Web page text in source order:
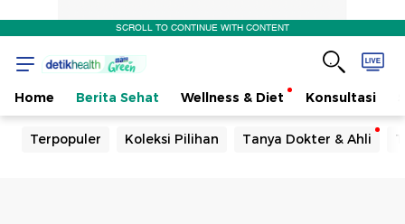
SCROLL TO CONTINUE WITH CONTENT
Home Berita Sehat Wellness & Diet Konsultasi
Terpopuler Koleksi Pilihan Tanya Dokter & Ahli